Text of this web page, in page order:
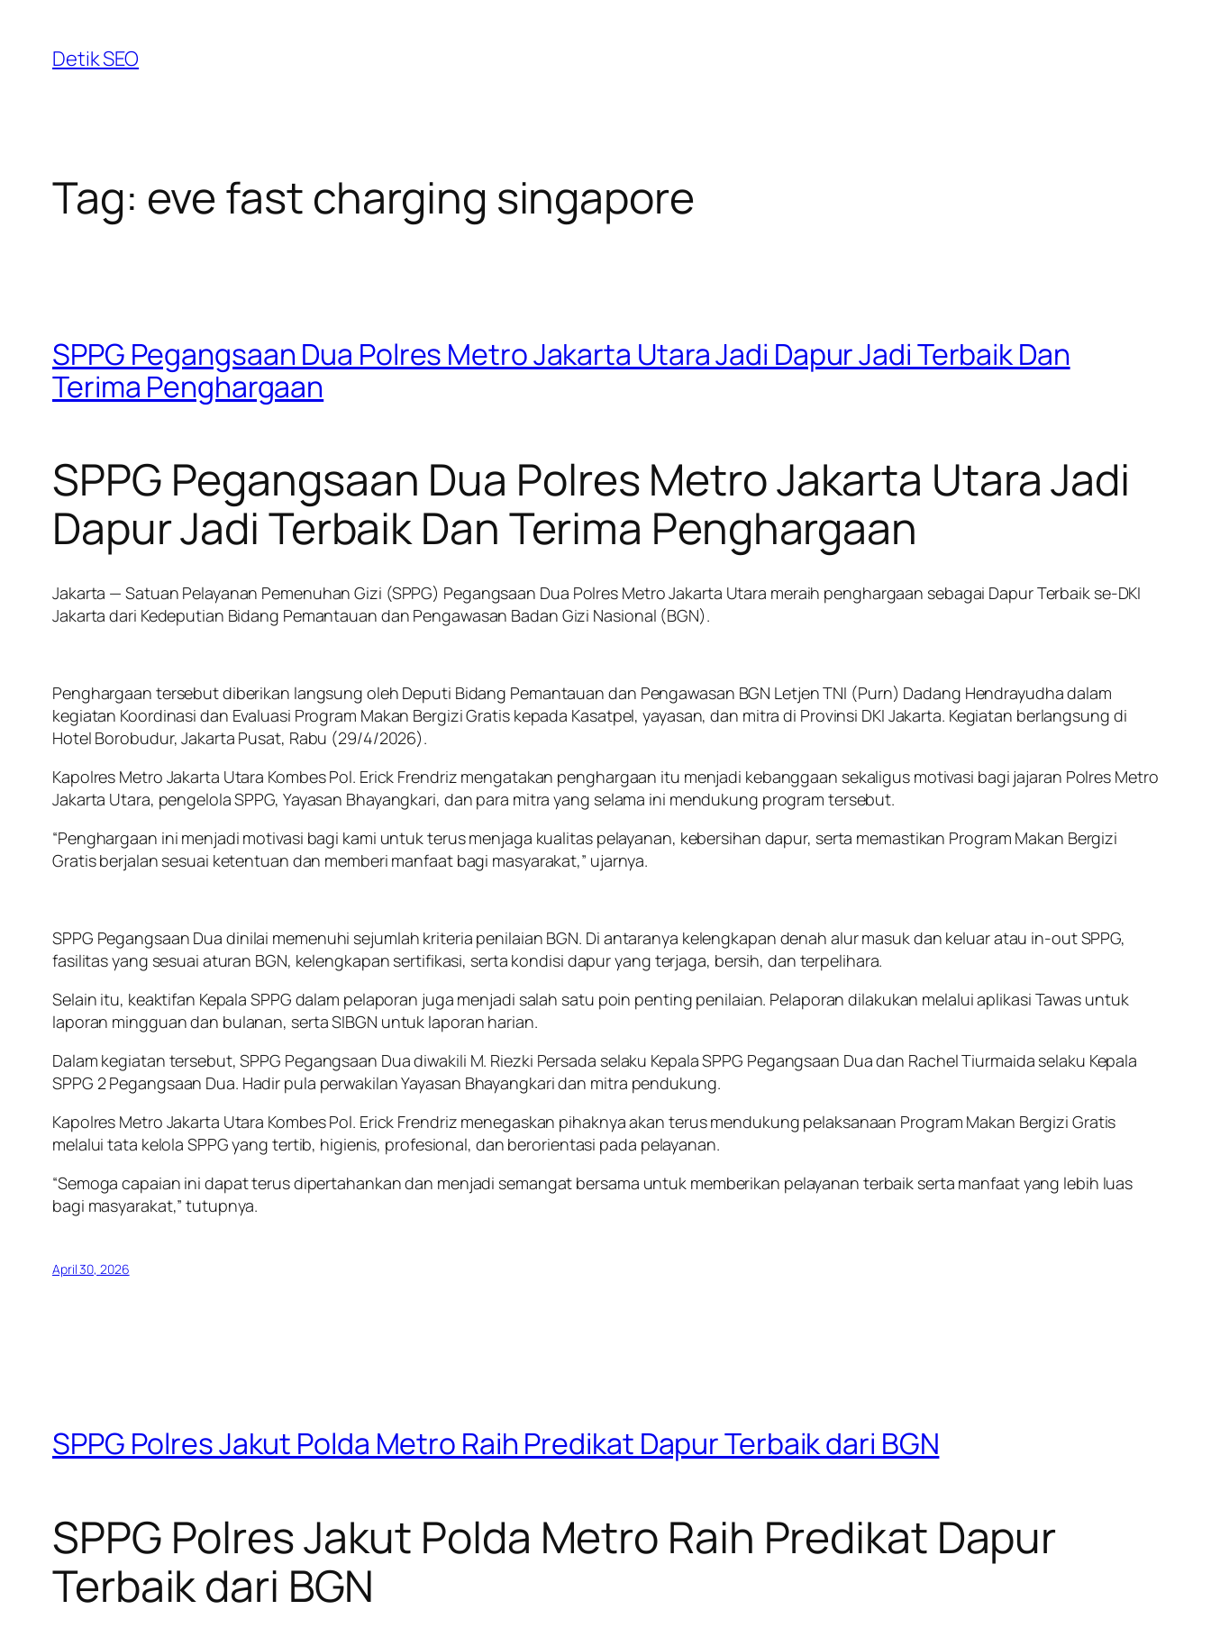
content
Detik SEO
Tag: eve fast charging singapore
SPPG Pegangsaan Dua Polres Metro Jakarta Utara Jadi Dapur Jadi Terbaik Dan
Terima Penghargaan
SPPG Pegangsaan Dua Polres Metro Jakarta Utara Jadi
Dapur Jadi Terbaik Dan Terima Penghargaan
Jakarta — Satuan Pelayanan Pemenuhan Gizi (SPPG) Pegangsaan Dua Polres Metro Jakarta Utara meraih penghargaan sebagai Dapur Terbaik se-DKI
Jakarta dari Kedeputian Bidang Pemantauan dan Pengawasan Badan Gizi Nasional (BGN).
Penghargaan tersebut diberikan langsung oleh Deputi Bidang Pemantauan dan Pengawasan BGN Letjen TNI (Purn) Dadang Hendrayudha dalam
kegiatan Koordinasi dan Evaluasi Program Makan Bergizi Gratis kepada Kasatpel, yayasan, dan mitra di Provinsi DKI Jakarta. Kegiatan berlangsung di
Hotel Borobudur, Jakarta Pusat, Rabu (29/4/2026).
Kapolres Metro Jakarta Utara Kombes Pol. Erick Frendriz mengatakan penghargaan itu menjadi kebanggaan sekaligus motivasi bagi jajaran Polres Metro
Jakarta Utara, pengelola SPPG, Yayasan Bhayangkari, dan para mitra yang selama ini mendukung program tersebut.
“Penghargaan ini menjadi motivasi bagi kami untuk terus menjaga kualitas pelayanan, kebersihan dapur, serta memastikan Program Makan Bergizi
Gratis berjalan sesuai ketentuan dan memberi manfaat bagi masyarakat,” ujarnya.
SPPG Pegangsaan Dua dinilai memenuhi sejumlah kriteria penilaian BGN. Di antaranya kelengkapan denah alur masuk dan keluar atau in-out SPPG,
fasilitas yang sesuai aturan BGN, kelengkapan sertifikasi, serta kondisi dapur yang terjaga, bersih, dan terpelihara.
Selain itu, keaktifan Kepala SPPG dalam pelaporan juga menjadi salah satu poin penting penilaian. Pelaporan dilakukan melalui aplikasi Tawas untuk
laporan mingguan dan bulanan, serta SIBGN untuk laporan harian.
Dalam kegiatan tersebut, SPPG Pegangsaan Dua diwakili M. Riezki Persada selaku Kepala SPPG Pegangsaan Dua dan Rachel Tiurmaida selaku Kepala
SPPG 2 Pegangsaan Dua. Hadir pula perwakilan Yayasan Bhayangkari dan mitra pendukung.
Kapolres Metro Jakarta Utara Kombes Pol. Erick Frendriz menegaskan pihaknya akan terus mendukung pelaksanaan Program Makan Bergizi Gratis
melalui tata kelola SPPG yang tertib, higienis, profesional, dan berorientasi pada pelayanan.
“Semoga capaian ini dapat terus dipertahankan dan menjadi semangat bersama untuk memberikan pelayanan terbaik serta manfaat yang lebih luas
bagi masyarakat,” tutupnya.
April 30, 2026
SPPG Polres Jakut Polda Metro Raih Predikat Dapur Terbaik dari BGN
SPPG Polres Jakut Polda Metro Raih Predikat Dapur
Terbaik dari BGN